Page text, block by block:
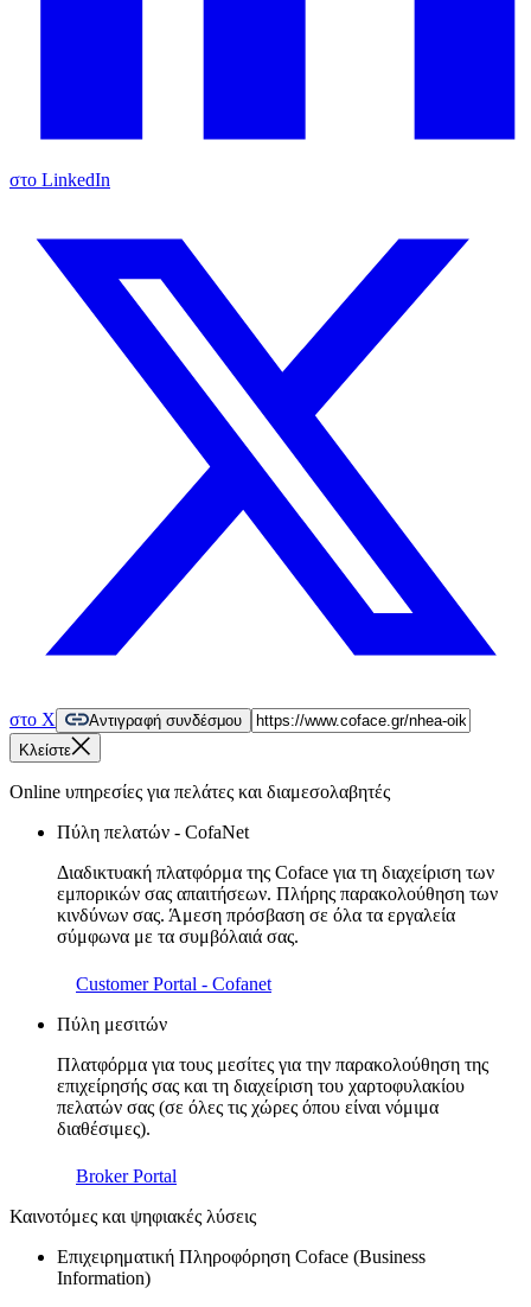
στο LinkedIn
στο X
Αντιγραφή συνδέσμου
Κλείστε
Online υπηρεσίες για πελάτες και διαμεσολαβητές
Πύλη πελατών - CofaNet
Διαδικτυακή πλατφόρμα της Coface για τη διαχείριση των
εμπορικών σας απαιτήσεων. Πλήρης παρακολούθηση των
κινδύνων σας. Άμεση πρόσβαση σε όλα τα εργαλεία
σύμφωνα με τα συμβόλαιά σας.
Customer Portal - Cofanet
Πύλη μεσιτών
Πλατφόρμα για τους μεσίτες για την παρακολούθηση της
επιχείρησής σας και τη διαχείριση του χαρτοφυλακίου
πελατών σας (σε όλες τις χώρες όπου είναι νόμιμα
διαθέσιμες).
Broker Portal
Καινοτόμες και ψηφιακές λύσεις
Επιχειρηματική Πληροφόρηση Coface (Business
Information)